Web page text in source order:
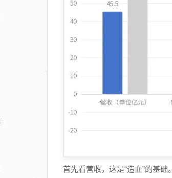
首先看营收，这是“造血”的基础。